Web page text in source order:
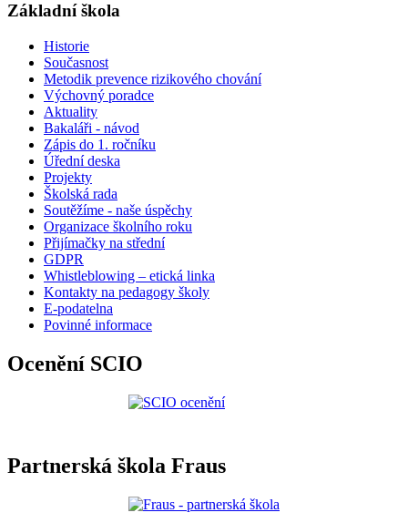
Základní škola
Historie
Současnost
Metodik prevence rizikového chování
Výchovný poradce
Aktuality
Bakaláři - návod
Zápis do 1. ročníku
Úřední deska
Projekty
Školská rada
Soutěžíme - naše úspěchy
Organizace školního roku
Přijímačky na střední
GDPR
Whistleblowing – etická linka
Kontakty na pedagogy školy
E-podatelna
Povinné informace
Ocenění SCIO
Partnerská škola Fraus